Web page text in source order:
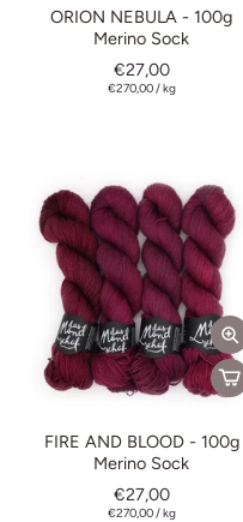
ORION NEBULA - 100g
Merino Sock
€27,00
€270,00/kg
FIRE AND BLOOD - 100g
Merino Sock
€27,00
€270,00/kg